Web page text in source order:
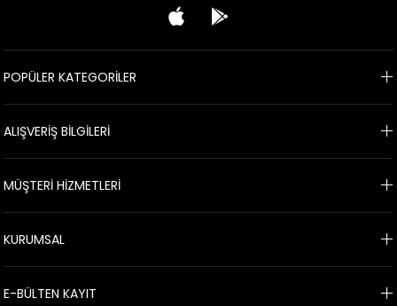
POPÜLER KATEGORİLER
ALIŞVERİŞ BİLGİLERİ
MÜŞTERİ HİZMETLERİ
KURUMSAL
E-BÜLTEN KAYIT